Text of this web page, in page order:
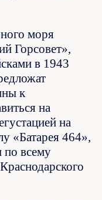
моря
Горсовет»,
в 1943
к
на
на
«Батарея 464»,
по всему